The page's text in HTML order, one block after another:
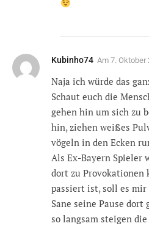
Kubinho74 Am 7. Oktober
Naja ich würde das
Schaut euch die
gehen hin um sich zu
hin, ziehen weißes
vögeln in den Ecken
Als Ex-Bayern Spieler
dort zu Provokationen
passiert ist, soll es
Sane seine Pause
so langsam steigen